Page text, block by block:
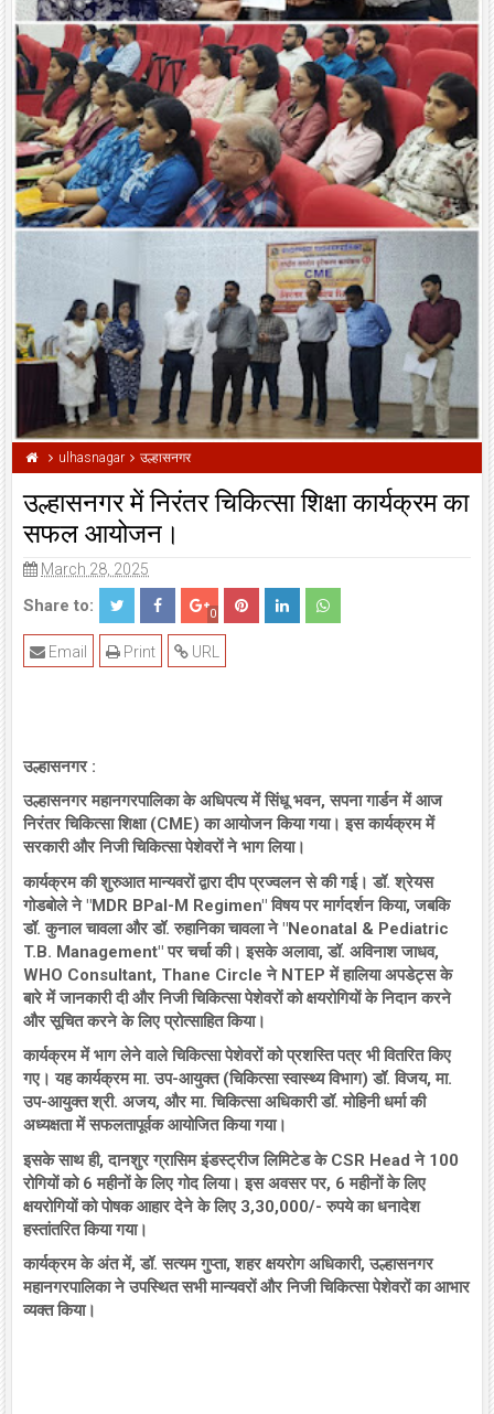
ulhasnagar उल्हासनगर
उल्हासनगर में निरंतर चिकित्सा शिक्षा कार्यक्रम का
सफल आयोजन।
March 28, 2025
Share to: 0
URL
Print
Email
उल्हासनगर :
उल्हासनगर महानगरपालिका के अधिपत्य में सिंधू भवन, सपना गार्डन में आज
निरंतर चिकित्सा शिक्षा (CME) का आयोजन किया गया। इस कार्यक्रम में
सरकारी और निजी चिकित्सा पेशेवरों ने भाग लिया।
कार्यक्रम की शुरुआत मान्यवरों द्वारा दीप प्रज्वलन से की गई। डॉ. श्रेयस
गोडबोले ने "MDR BPal-M Regimen" विषय पर मार्गदर्शन किया, जबकि
डॉ. कुनाल चावला और डॉ. रुहानिका चावला ने "Neonatal & Pediatric
T.B. Management" पर चर्चा की। इसके अलावा, डॉ. अविनाश जाधव,
WHO Consultant, Thane Circle ने NTEP में हालिया अपडेट्स के
बारे में जानकारी दी और निजी चिकित्सा पेशेवरों को क्षयरोगियों के निदान करने
और सूचित करने के लिए प्रोत्साहित किया।
कार्यक्रम में भाग लेने वाले चिकित्सा पेशेवरों को प्रशस्ति पत्र भी वितरित किए
गए। यह कार्यक्रम मा. उप-आयुक्त (चिकित्सा स्वास्थ्य विभाग) डॉ. विजय, मा.
उप-आयुक्त श्री. अजय, और मा. चिकित्सा अधिकारी डॉ. मोहिनी धर्मा की
अध्यक्षता में सफलतापूर्वक आयोजित किया गया।
इसके साथ ही, दानशुर ग्रासिम इंडस्ट्रीज लिमिटेड के CSR Head ने 100
रोगियों को 6 महीनों के लिए गोद लिया। इस अवसर पर, 6 महीनों के लिए
क्षयरोगियों को पोषक आहार देने के लिए 3,30,000/- रुपये का धनादेश
हस्तांतरित किया गया।
कार्यक्रम के अंत में, डॉ. सत्यम गुप्ता, शहर क्षयरोग अधिकारी, उल्हासनगर
महानगरपालिका ने उपस्थित सभी मान्यवरों और निजी चिकित्सा पेशेवरों का आभार
व्यक्त किया।